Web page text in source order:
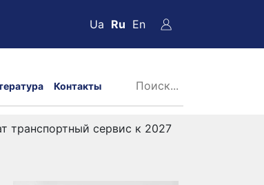
Ua Ru En
Контакты
транспортный сервис к 2027